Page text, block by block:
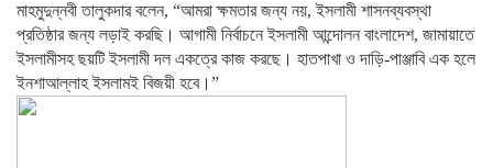
মাহমুদুন্নবী তালুকদার বলেন, “আমরা ক্ষমতার জন্য নয়, ইসলামী শাসনব্যবস্থা
প্রতিষ্ঠার জন্য লড়াই করছি। আগামী নির্বাচনে ইসলামী আন্দোলন বাংলাদেশ, জামায়াতে
ইসলামীসহ ছয়টি ইসলামী দল একত্রে কাজ করছে। হাতপাখা ও দাড়ি-পাঞ্জাবি এক হলে
ইনশাআল্লাহ ইসলামই বিজয়ী হবে।”